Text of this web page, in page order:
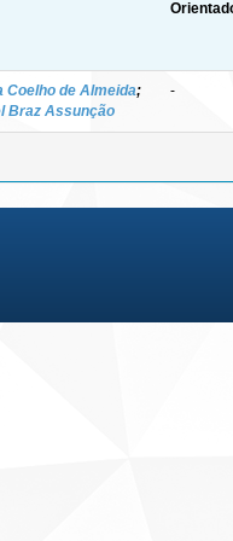
Coelho de Almeida;
Braz Assunção
-